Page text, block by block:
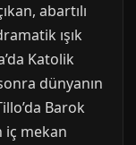
abartılı
ışık
Katolik
dünyanın
Barok
iç mekan